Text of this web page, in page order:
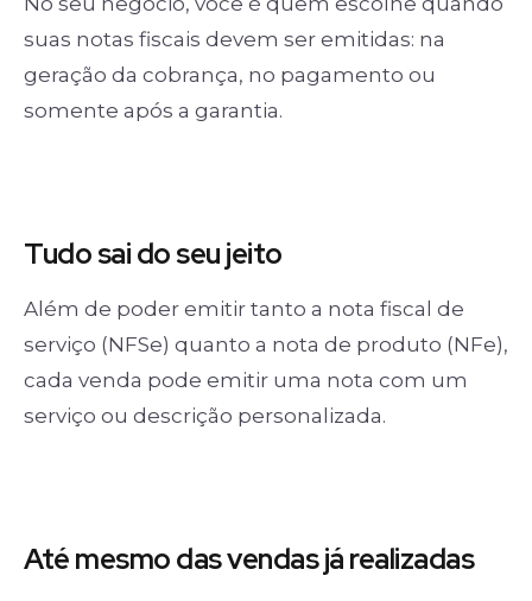
suas notas fiscais devem ser emitidas: na
geração da cobrança, no pagamento ou
somente após a garantia.
Tudo saido seu jeito
Além de poder emitir tanto a nota fiscal de
serviço (NFSe) quanto a nota de produto (NFe),
cada venda pode emitir uma nota com um
serviço ou descrição personalizada.
Até mesmo dasvendas já realizadas